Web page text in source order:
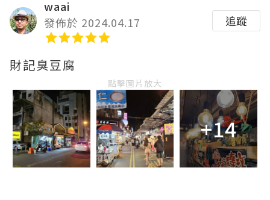
waai
發佈於 2024.04.17
追蹤
財記臭豆腐
點擊圖片放大
+14